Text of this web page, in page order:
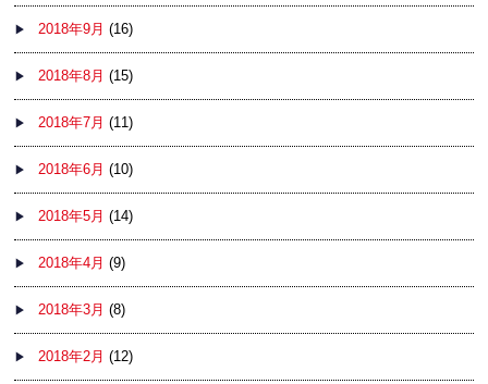
2018年9月 (16)
2018年8月 (15)
2018年7月 (11)
2018年6月 (10)
2018年5月 (14)
2018年4月 (9)
2018年3月 (8)
2018年2月 (12)